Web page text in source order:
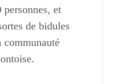
et
de bidules
communauté